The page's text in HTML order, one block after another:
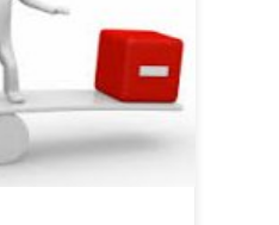
16 Ste Pazanne D3 ->
D1-> St Colomban 9–
2-8 St Colomban
St Colomban BILAN 1ère
grâce à sa victoire sur